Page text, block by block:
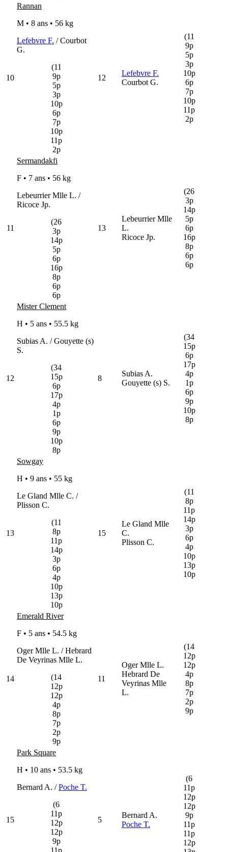
10
Rannan
M • 8 ans • 56 kg
Lefebvre F. / Courbot
G.
(11
9p
5p
3p
10p
6p
7p
10p
11p
2p
12
Lefebvre F.
Courbot G.
(11
9p
5p
3p
10p
6p
7p
10p
11p
2p
11
Sermandakfi
F • 7 ans • 56 kg
Lebeurrier Mlle L. /
Ricoce Jp.
(26
3p
14p
5p
6p
16p
8p
6p
6p
13
Lebeurrier Mlle
L.
Ricoce Jp.
(26
3p
14p
5p
6p
16p
8p
6p
6p
12
Mister Clement
H • 5 ans • 55.5 kg
Subias A. / Gouyette (s)
S.
(34
15p
6p
17p
4p
1p
6p
9p
10p
8p
8
Subias A.
Gouyette (s) S.
(34
15p
6p
17p
4p
1p
6p
9p
10p
8p
13
Sowgay
H • 9 ans • 55 kg
Le Gland Mlle C. /
Plisson C.
(11
8p
11p
14p
3p
6p
4p
10p
13p
10p
15
Le Gland Mlle
C.
Plisson C.
(11
8p
11p
14p
3p
6p
4p
10p
13p
10p
14
Emerald River
F • 5 ans • 54.5 kg
Oger Mlle L. / Hebrard
De Veyrinas Mlle L.
(14
12p
12p
4p
8p
7p
2p
9p
11
Oger Mlle L.
Hebrard De
Veyrinas Mlle
L.
(14
12p
12p
4p
8p
7p
2p
9p
15
Park Square
H • 10 ans • 53.5 kg
Bernard A. /Poche T.
(6
11p
12p
12p
9p
11p
5
Bernard A.
Poche T.
(6
11p
12p
12p
9p
11p
11p
12p